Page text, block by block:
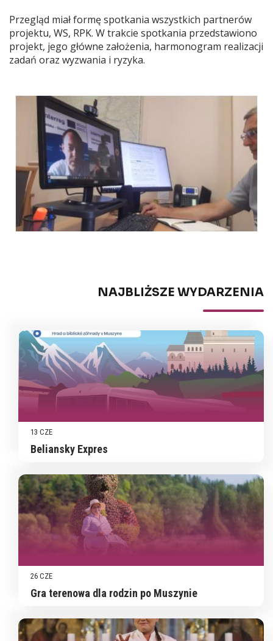
Przegląd miał formę spotkania wszystkich partnerów
projektu, WS, RPK. W trakcie spotkania przedstawiono
projekt, jego główne założenia, harmonogram realizacji
zadań oraz wyzwania i ryzyka.
NAJBLIŻSZE WYDARZENIA
13 CZE
Beliansky Expres
26 CZE
Gra terenowa dla rodzin po Muszynie